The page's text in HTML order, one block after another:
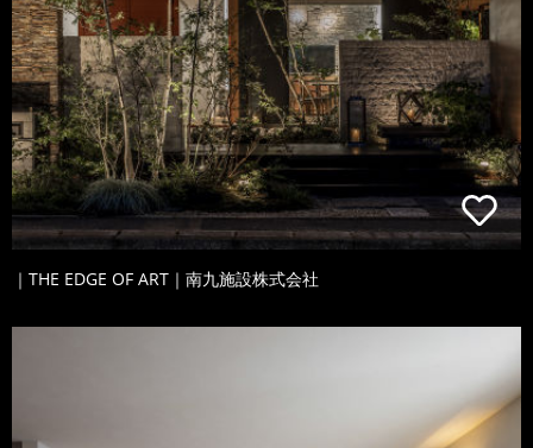
｜THE EDGE OF ART｜南九施設株式会社